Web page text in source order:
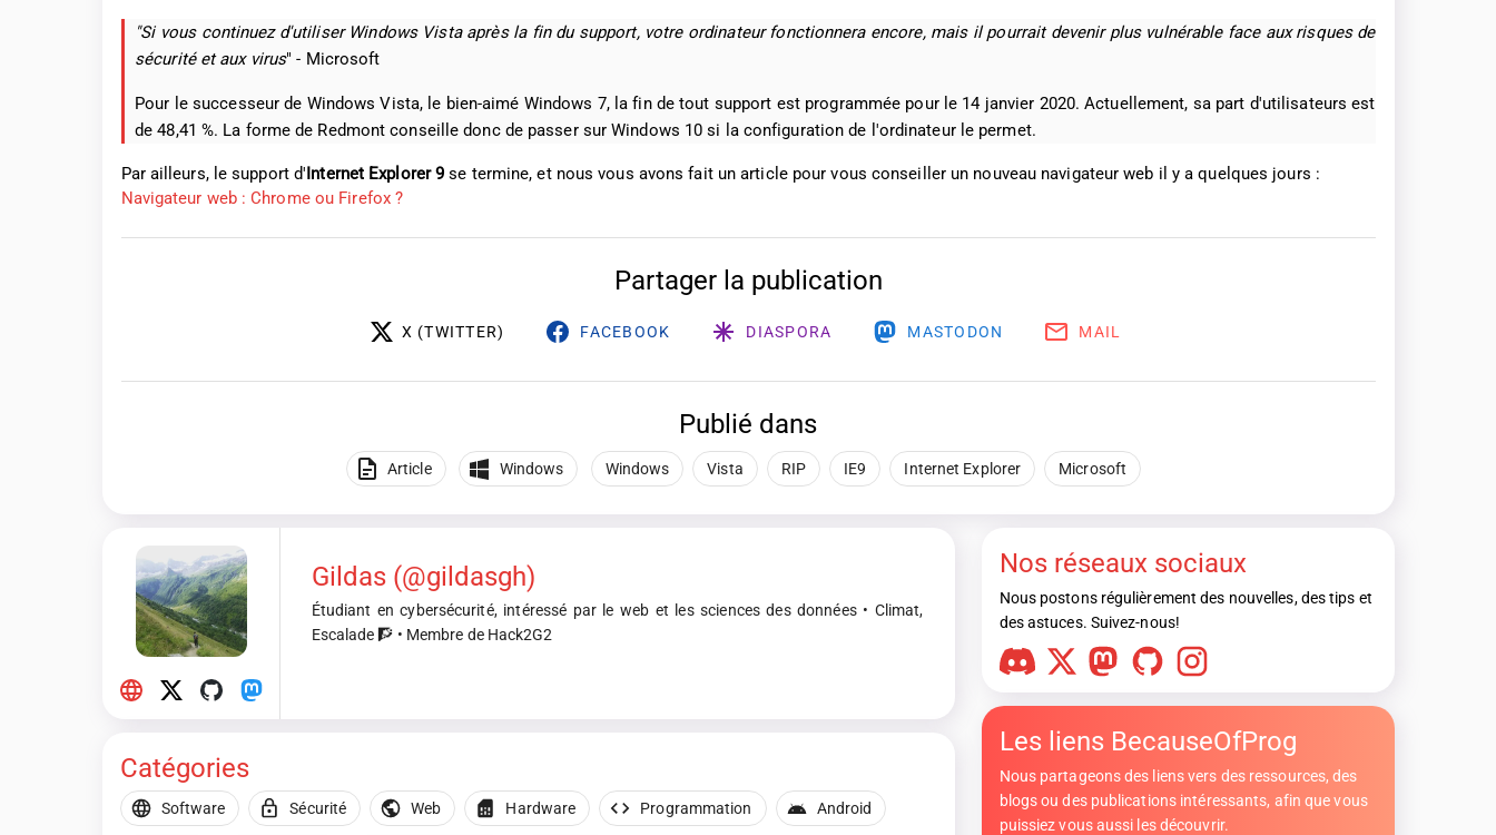
"Si vous continuez d'utiliser Windows Vista après la fin du support, votre ordinateur fonctionnera encore, mais il pourrait devenir plus vulnérable face aux risques de
sécurité et aux virus" - Microsoft
Pour le successeur de Windows Vista, le bien-aimé Windows 7, la fin de tout support est programmée pour le 14 janvier 2020. Actuellement, sa part d'utilisateurs est
de 48,41 %. La forme de Redmont conseille donc de passer sur Windows 10 si la configuration de l'ordinateur le permet.
Par ailleurs, le support d'Internet Explorer 9 se termine, et nous vous avons fait un article pour vous conseiller un nouveau navigateur web il y a quelques jours :
Navigateur web : Chrome ou Firefox ?
Partager la publication
X (TWITTER) FACEBOOK DIASPORA MASTODON MAIL
Publié dans
Article Windows Windows Vista RIP IE9 Internet Explorer Microsoft
Gildas (@gildasgh)
Étudiant en cybersécurité, intéressé par le web et les sciences des données • Climat,
Escalade 🧗 • Membre de Hack2G2
Catégories
Software Sécurité Web Hardware Programmation Android
Nos réseaux sociaux
Nous postons régulièrement des nouvelles, des tips et
des astuces. Suivez-nous!
Les liens BecauseOfProg
Nous partageons des liens vers des ressources, des
blogs ou des publications intéressants, afin que vous
puissiez vous aussi les découvrir.